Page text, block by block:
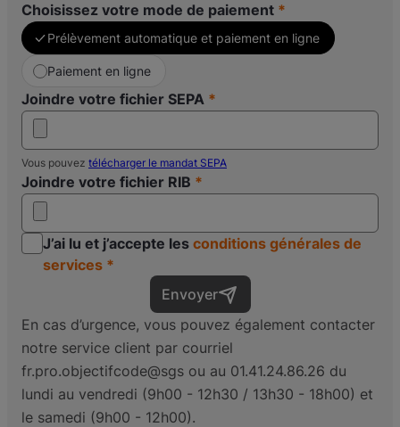
Choisissez votre mode de paiement
Prélèvement automatique et paiement en ligne
Paiement en ligne
Joindre votre fichier SEPA
Vous pouvez télécharger le mandat SEPA
Joindre votre fichier RIB
J’ai lu et j’accepte les conditions générales de
services
Envoyer
En cas d’urgence, vous pouvez également contacter
notre service client par courriel
fr.pro.objectifcode@sgs ou au 01.41.24.86.26 du
lundi au vendredi (9h00 - 12h30 / 13h30 - 18h00) et
le samedi (9h00 - 12h00).